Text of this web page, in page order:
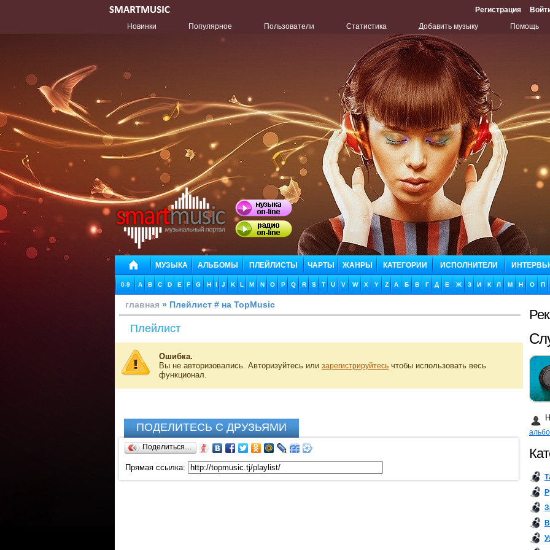
Регистрация
Новинки
Популярное Пользователи Статистика Добавить музыку Помощь
МУЗЫКА АЛЬБОМЫ ПЛЕЙЛИСТЫ ЧАРТЫ ЖАНРЫ КАТЕГОРИИ ИСПОЛНИТЕЛИ
0-9 A B C D E F G H I J K L M N O P Q R S T U V W X Y Z А Б В Г Д Е Ж З И К Л М Н О П
главная » Плейлист # на TopMusic
Плейлист
Ошибка.
Вы не авторизовались. Авторизуйтесь или зарегистрируйтесь чтобы использовать весь
функционал.
ПОДЕЛИТЕСЬ С ДРУЗЬЯМИ
Поделиться…
Прямая ссылка: